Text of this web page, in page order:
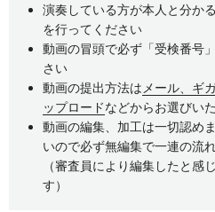
演奏している方が本人と分か
を行ってください
動画の冒頭で必ず「受検番号
さい
動画の提出方法は メール、ギ
ップロードなどからお選びい
動画の編集、加工は一切認め
いので必ず無編集で一連の流
（審査員により編集したと感
す）